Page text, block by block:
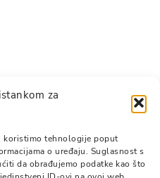
za
koristimo tehnologije poput
o uređaju. Suglasnost s
da obrađujemo podatke kao što